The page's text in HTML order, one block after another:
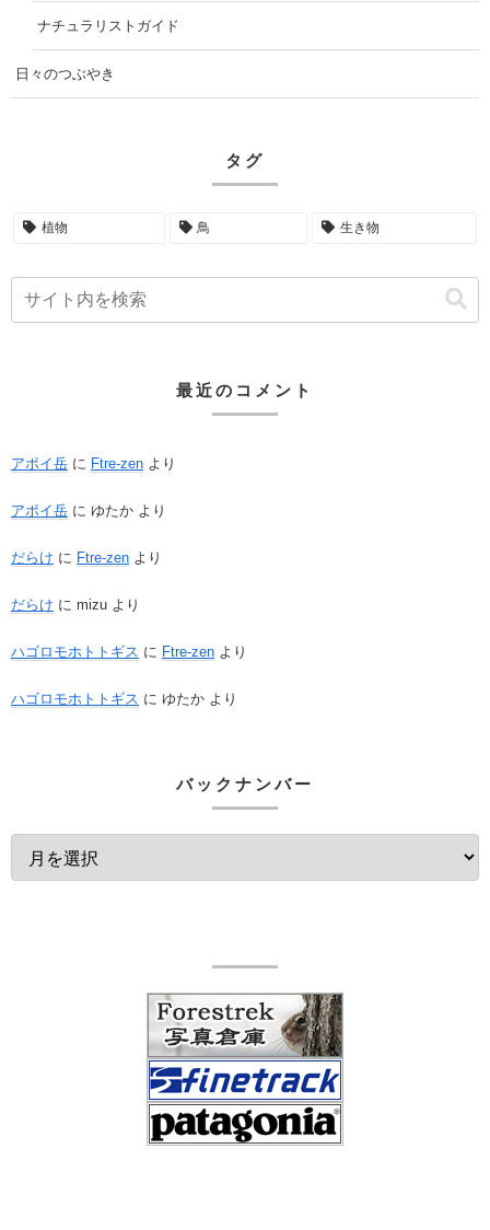
ナチュラリストガイド
日々のつぶやき
タグ
植物 鳥 生き物
最近のコメント
アポイ岳 に Ftre-zen より
アポイ岳 に ゆたか より
だらけ に Ftre-zen より
だらけ に mizu より
ハゴロモホトトギス に Ftre-zen より
ハゴロモホトトギス に ゆたか より
バックナンバー